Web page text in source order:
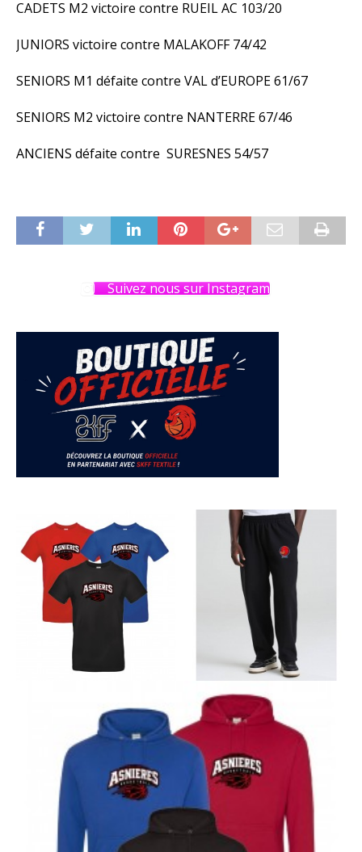
CADETS M2 victoire contre RUEIL AC 103/20
JUNIORS victoire contre MALAKOFF 74/42
SENIORS M1 défaite contre VAL d’EUROPE 61/67
SENIORS M2 victoire contre NANTERRE 67/46
ANCIENS défaite contre SURESNES 54/57
Suivez nous sur Instagram